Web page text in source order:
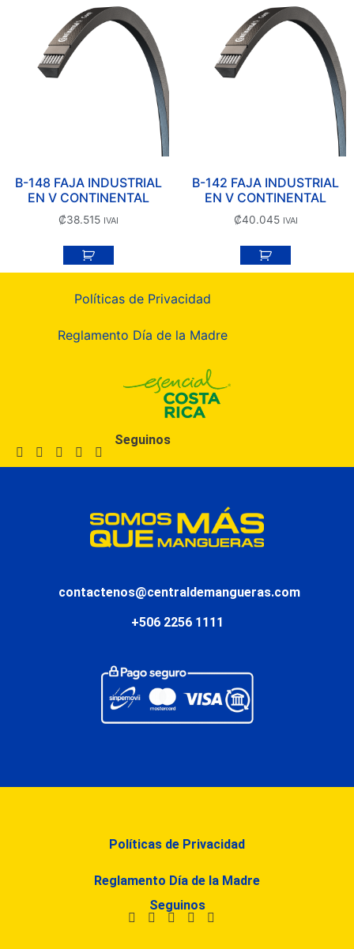
B-148 FAJA INDUSTRIAL
EN V CONTINENTAL
₡38.515 IVAI
B-142 FAJA INDUSTRIAL
EN V CONTINENTAL
₡40.045 IVAI
Políticas de Privacidad
Reglamento Día de la Madre
Seguinos
contactenos@centraldemangueras.com
+506 2256 1111
Políticas de Privacidad
Reglamento Día de la Madre
Seguinos